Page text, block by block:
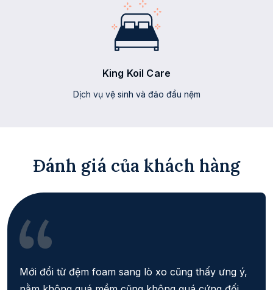
King Koil Care
Dịch vụ vệ sinh và đảo đầu nệm
Đánh giá của khách hàng
Mới đổi từ đệm foam sang lò xo cũng thấy ưng ý,